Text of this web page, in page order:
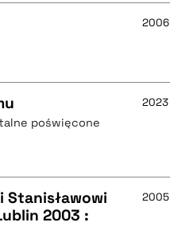
2006
poświęcone
2023
2003 :
2005